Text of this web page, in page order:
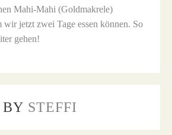
Mahi-Mahi (Goldmakrele)
wir jetzt zwei Tage essen können. So
gehen!
STEFFI